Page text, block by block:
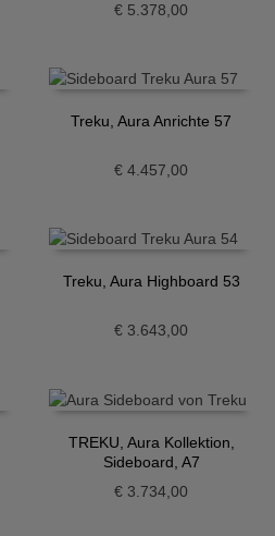
€ 5.378,00
Treku, Aura Anrichte 57
€ 4.457,00
Treku, Aura Highboard 53
€ 3.643,00
TREKU, Aura Kollektion,
Sideboard, A7
€ 3.734,00